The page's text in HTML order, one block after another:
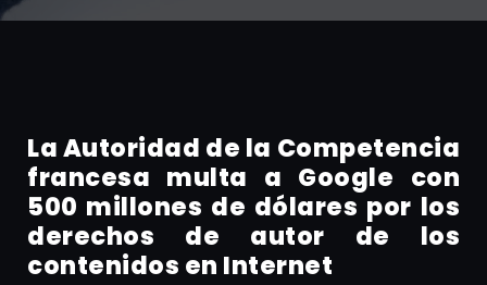
La Autoridad de la Competencia
francesa multa a Google con
500 millones de dólares por los
derechos de autor de los
contenidos en Internet